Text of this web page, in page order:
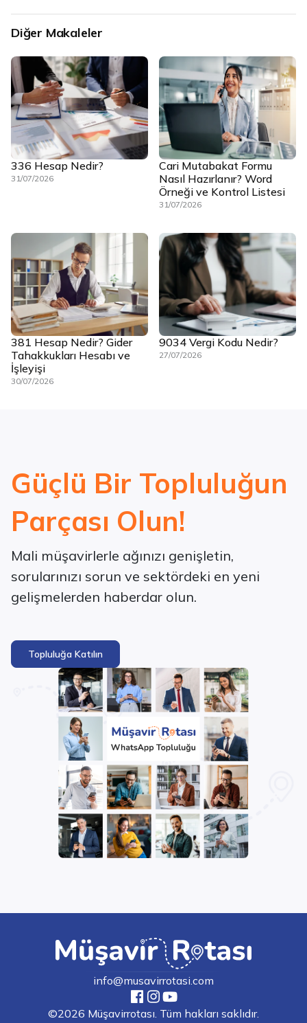
Diğer Makaleler
336 Hesap Nedir?
31/07/2026
Cari Mutabakat Formu
Nasıl Hazırlanır? Word
Örneği ve Kontrol Listesi
31/07/2026
381 Hesap Nedir? Gider
Tahakkukları Hesabı ve
İşleyişi
30/07/2026
9034 Vergi Kodu Nedir?
27/07/2026
Güçlü Bir Topluluğun
Parçası Olun!
Mali müşavirlerle ağınızı genişletin,
sorularınızı sorun ve sektördeki en yeni
gelişmelerden haberdar olun.
Topluluğa Katılın
info@musavirrotasi.com
©2026 Müşavirrotası. Tüm hakları saklıdır.